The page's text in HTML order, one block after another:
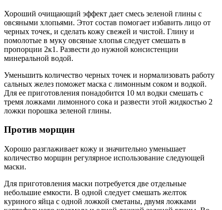
Хороший очищающий эффект дает смесь зеленой глины с
овсяными хлопьями. Этот состав помогает избавить лицо от
черных точек, и сделать кожу свежей и чистой. Глину и
помолотые в муку овсяные хлопья следует смешать в
пропорции 2к1. Развести до нужной консистенции
минеральной водой.
Уменьшить количество черных точек и нормализовать работу
сальных желез поможет маска с лимонным соком и водкой.
Для ее приготовления понадобится 10 мл водки смешать с
тремя ложками лимонного сока и развести этой жидкостью 2
ложки порошка зеленой глины.
Против морщин
Хорошо разглаживает кожу и значительно уменьшает
количество морщин регулярное использование следующей
маски.
Для приготовления маски потребуется две отдельные
небольшие емкости. В одной следует смешать желток
куриного яйца с одной ложкой сметаны, двумя ложками